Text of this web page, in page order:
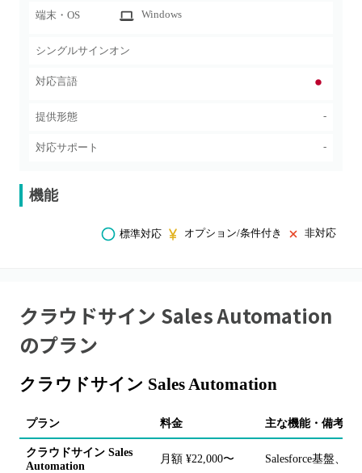
端末・OS Windows
シングルサインオン
対応言語
提供形態 -
対応サポート -
機能
標準対応 オプション/条件付き 非対応
クラウドサイン Sales Automation
のプラン
クラウドサイン Sales Automation
プラン 料金 主な機能・備考
クラウドサイン Sales
Automation
月額 ¥22,000〜 Salesforce基盤、